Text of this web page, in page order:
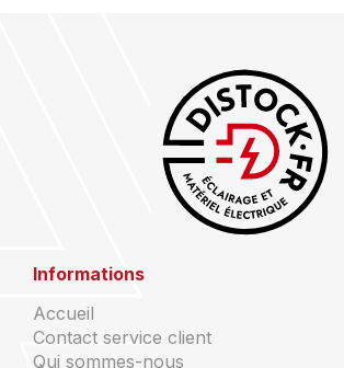
Informations
Accueil
Contact service client
Qui sommes-nous